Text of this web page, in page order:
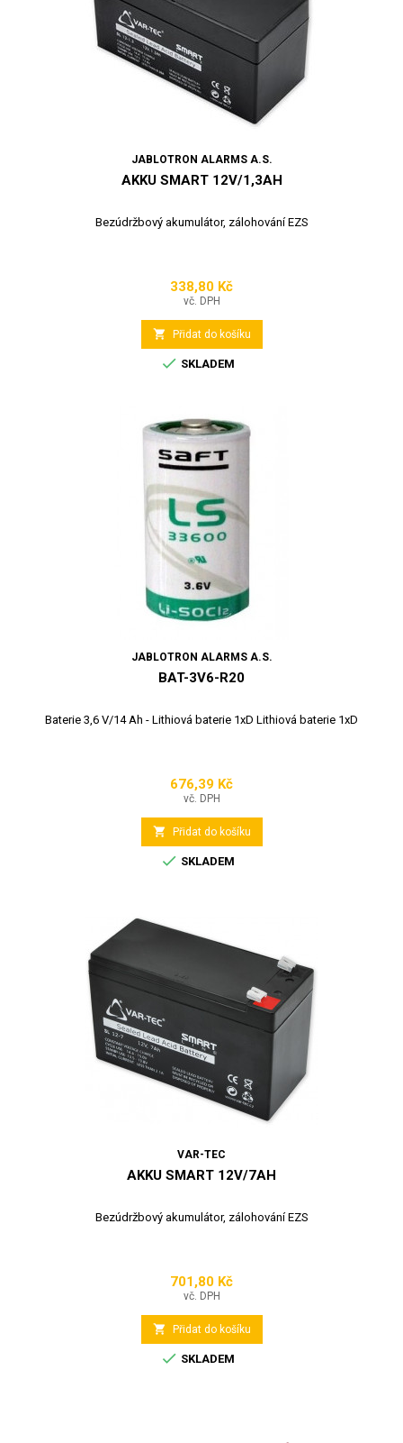
JABLOTRON ALARMS A.S.
AKKU SMART 12V/1,3AH
Bezúdržbový akumulátor, zálohování EZS
Cena
338,80 Kč
vč. DPH
 Přidat do košíku
 SKLADEM
JABLOTRON ALARMS A.S.
BAT-3V6-R20
Baterie 3,6 V/14 Ah - Lithiová baterie 1xD Lithiová baterie 1xD
Cena
676,39 Kč
vč. DPH
 Přidat do košíku
 SKLADEM
VAR-TEC
AKKU SMART 12V/7AH
Bezúdržbový akumulátor, zálohování EZS
Cena
701,80 Kč
vč. DPH
 Přidat do košíku
 SKLADEM